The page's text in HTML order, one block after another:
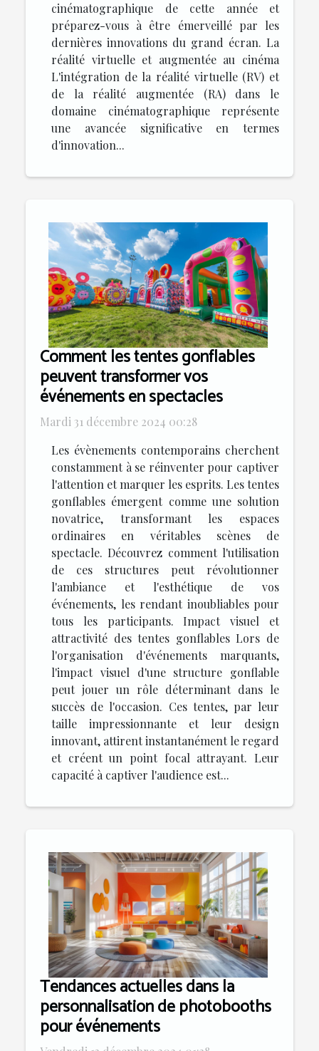
cinématographique de cette année et
préparez-vous à être émerveillé par les
dernières innovations du grand écran. La
réalité virtuelle et augmentée au cinéma
L'intégration de la réalité virtuelle (RV) et
de la réalité augmentée (RA) dans le
domaine cinématographique représente
une avancée significative en termes
d'innovation...
Comment les tentes gonflables
peuvent transformer vos
événements en spectacles
Mardi 31 décembre 2024 00:28
Les évènements contemporains cherchent
constamment à se réinventer pour captiver
l'attention et marquer les esprits. Les tentes
gonflables émergent comme une solution
novatrice, transformant les espaces
ordinaires en véritables scènes de
spectacle. Découvrez comment l'utilisation
de ces structures peut révolutionner
l'ambiance et l'esthétique de vos
événements, les rendant inoubliables pour
tous les participants. Impact visuel et
attractivité des tentes gonflables Lors de
l'organisation d'événements marquants,
l'impact visuel d'une structure gonflable
peut jouer un rôle déterminant dans le
succès de l'occasion. Ces tentes, par leur
taille impressionnante et leur design
innovant, attirent instantanément le regard
et créent un point focal attrayant. Leur
capacité à captiver l'audience est...
Tendances actuelles dans la
personnalisation de photobooths
pour événements